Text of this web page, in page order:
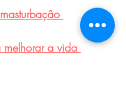
a vida